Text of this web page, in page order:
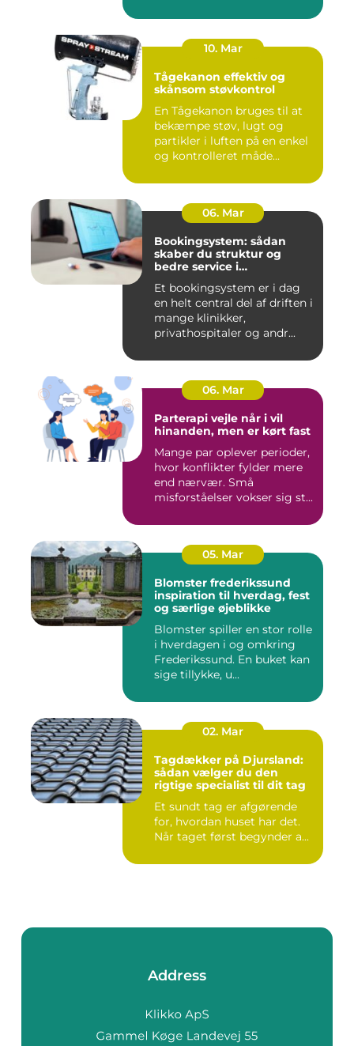
10. Mar
Tågekanon effektiv og
skånsom støvkontrol
En Tågekanon bruges til at
bekæmpe støv, lugt og
partikler i luften på en enkel
og kontrolleret måde...
06. Mar
Bookingsystem: sådan
skaber du struktur og
bedre service i
Et bookingsystem er i dag
en helt central del af driften i
mange klinikker,
privathospitaler og andr...
06. Mar
Parterapi vejle når i vil
hinanden, men er kørt fast
Mange par oplever perioder,
hvor konflikter fylder mere
end nærvær. Små
misforståelser vokser sig st...
05. Mar
Blomster frederikssund
inspiration til hverdag, fest
og særlige øjeblikke
Blomster spiller en stor rolle
i hverdagen i og omkring
Frederikssund. En buket kan
sige tillykke, u...
02. Mar
Tagdækker på Djursland:
sådan vælger du den
rigtige specialist til dit tag
Et sundt tag er afgørende
for, hvordan huset har det.
Når taget først begynder a...
Address